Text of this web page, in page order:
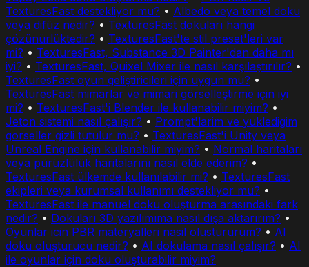
TexturesFast destekliyor mu? • Albedo veya temel doku
veya difüz nedir? • TexturesFast dokuları hangi
çözünürlüktedir? • TexturesFast'te stil preset'leri var
mi? • TexturesFast, Substance 3D Painter'dan daha mı
iyi? • TexturesFast, Quixel Mixer ile nasıl karşılaştırılır? •
TexturesFast oyun geliştiricileri için uygun mu? •
TexturesFast mimarlar ve mimari görselleştirme için iyi
mi? • TexturesFast'i Blender ile kullanabilir miyim? •
Jeton sistemi nasıl çalışır? • Prompt'larim ve yukledigim
gorseller gizli tutulur mu? • TexturesFast'i Unity veya
Unreal Engine için kullanabilir miyim? • Normal haritaları
veya pürüzlülük haritalarını nasıl elde ederim? •
TexturesFast ülkemde kullanılabilir mi? • TexturesFast
ekipleri veya kurumsal kullanımı destekliyor mu? •
TexturesFast ile manuel doku oluşturma arasındaki fark
nedir? • Dokuları 3D yazılımıma nasıl dışa aktarırım? •
Oyunlar icin PBR materyalleri nasil olustururum? • AI
doku oluşturucu nedir? • AI dokulama nasıl çalışır? • AI
ile oyunlar için doku oluşturabilir miyim?